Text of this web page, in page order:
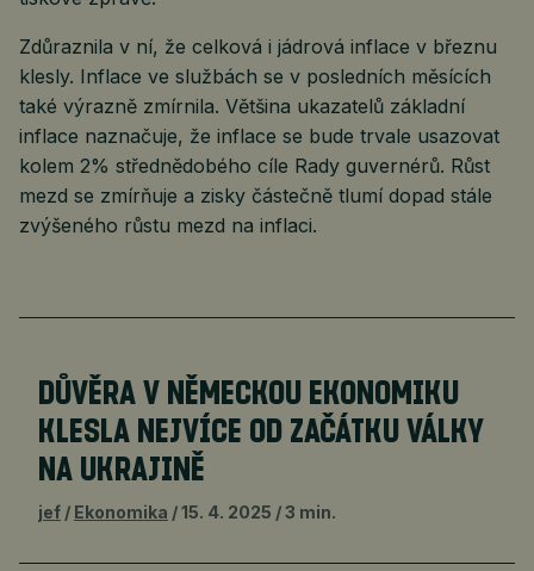
Zdůraznila v ní, že celková i jádrová inflace v březnu
klesly. Inflace ve službách se v posledních měsících
také výrazně zmírnila. Většina ukazatelů základní
inflace naznačuje, že inflace se bude trvale usazovat
kolem 2% střednědobého cíle Rady guvernérů. Růst
mezd se zmírňuje a zisky částečně tlumí dopad stále
zvýšeného růstu mezd na inflaci.
DŮVĚRA V NĚMECKOU EKONOMIKU
KLESLA NEJVÍCE OD ZAČÁTKU VÁLKY
NA UKRAJINĚ
jef Ekonomika 15. 4. 2025 3 min.